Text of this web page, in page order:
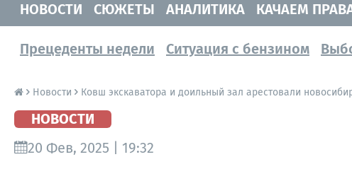
НОВОСТИ
СЮЖЕТЫ АНАЛИТИКА КАЧАЕМ
Прецеденты недели Ситуация с бензином
Новости Ковш экскаватора и доильный зал арестовали
НОВОСТИ
20 Фев, 2025 | 19:32